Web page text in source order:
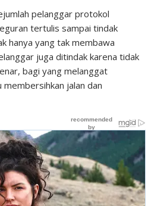
pelanggar protokol
tertulis sampai tindak
hanya yang tak membawa
juga ditindak karena tidak
bagi yang melanggat
jalan dan